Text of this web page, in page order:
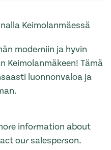
Keimolanmäessä
moderniin ja hyvin
Keimolanmäkeen! Tämä
luonnonvaloa ja
information about
our salesperson.